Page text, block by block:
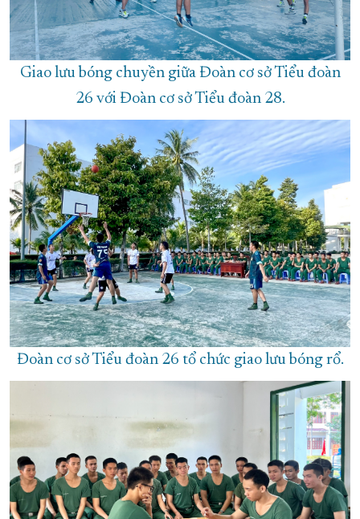
Giao lưu bóng chuyền giữa Đoàn cơ sở Tiểu đoàn
26 với Đoàn cơ sở Tiểu đoàn 28.
Đoàn cơ sở Tiểu đoàn 26 tổ chức giao lưu bóng rổ.